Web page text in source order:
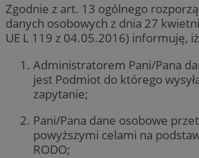
Zgodnie z art. 13 ogólnego
danych osobowych z dnia 27
UE L 119 z 04.05.2016) informuję,
Administratorem Pani/Pana
jest Podmiot do którego
zapytanie;
Pani/Pana dane osobowe
powyższymi celami na
RODO;